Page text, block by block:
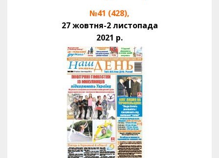
№41 (428),
27 жовтня-2 листопада
2021 р.